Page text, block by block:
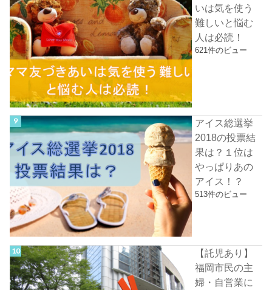
いは気を使う
難しいと悩む
人は必読！
621件のビュー
アイス総選挙
2018の投票結
果は？１位は
やっぱりあの
アイス！？
513件のビュー
【託児あり】
福岡市民の主
婦・自営業に